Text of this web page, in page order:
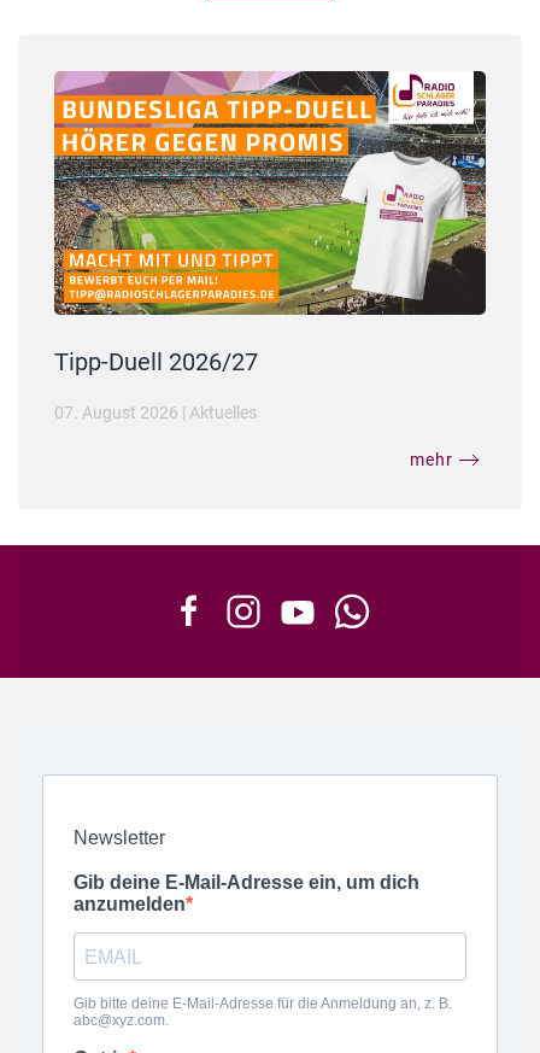
Tipp-Duell 2026/27
07. August 2026 | Aktuelles
mehr